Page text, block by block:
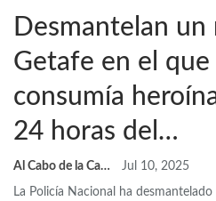
Desmantelan un
Getafe en el que
consumía
24 horas del…
Al Cabo de la Calle Jul 10, 2025
La Policía Nacional ha